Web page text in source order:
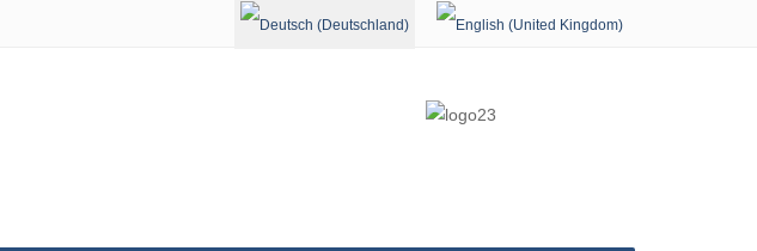
Sprache auswählen